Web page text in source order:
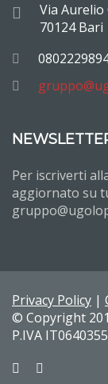
Via Aurelio
70124 Bari
Per iscriverti
aggiornato su
Privacy Policy |
© Copyright
P.IVA